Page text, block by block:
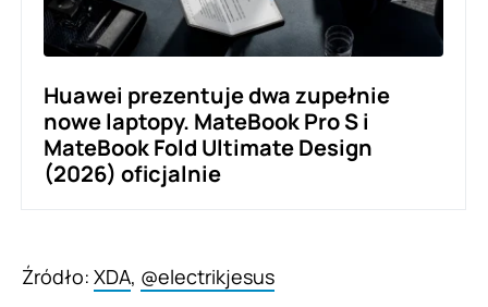
Huawei prezentuje dwa zupełnie
nowe laptopy. MateBook Pro S i
MateBook Fold Ultimate Design
(2026) oficjalnie
Źródło: XDA, @electrikjesus